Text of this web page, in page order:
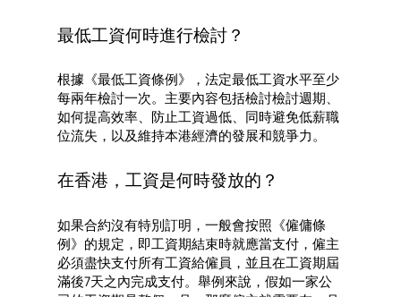
最低工資何時進行檢討？
根據《最低工資條例》，法定最低工資水平至少
每兩年檢討一次。主要內容包括檢討檢討週期、
如何提高效率、防止工資過低、同時避免低薪職
位流失，以及維持本港經濟的發展和競爭力。
在香港，工資是何時發放的？
如果合約沒有特別訂明，一般會按照《僱傭條
例》的規定，即工資期結束時就應當支付，僱主
必須盡快支付所有工資給僱員，並且在工資期屆
滿後7天之內完成支付。舉例來說，假如一家公